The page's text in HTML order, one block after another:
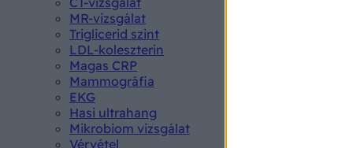
MR-vizsgálat
Triglicerid szint
LDL-koleszterin
Magas CRP
Mammográfia
EKG
Hasi ultrahang
Mikrobiom vizsgálat
Vérvétel